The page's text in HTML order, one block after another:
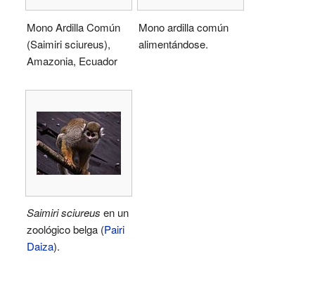
Mono Ardilla Común
(Saimiri sciureus),
Amazonia, Ecuador
Mono ardilla común
alimentándose.
Saimiri sciureus en un
zoológico belga (Pairi
Daiza).